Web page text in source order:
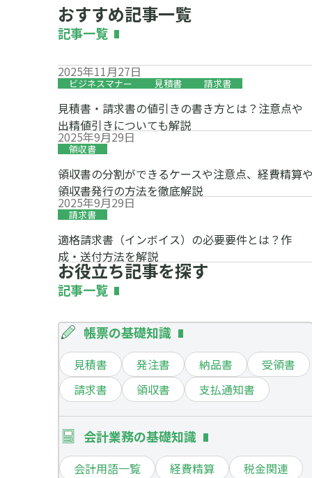
おすすめ記事一覧
記事一覧
2025年11月27日
ビジネスマナー 見積書 請求書
見積書・請求書の値引きの書き方とは？注意点や
出精値引きについても解説
2025年9月29日
領収書
領収書の分割ができるケースや注意点、経費精算
領収書発行の方法を徹底解説
2025年9月29日
請求書
適格請求書（インボイス）の必要要件とは？作
成・送付方法を解説
お役立ち記事を探す
記事一覧
帳票の基礎知識
見積書 発注書 納品書
受領書
請求書
領収書 支払通知書
会計業務の基礎知識
会計用語一覧 経費精算 税金関連